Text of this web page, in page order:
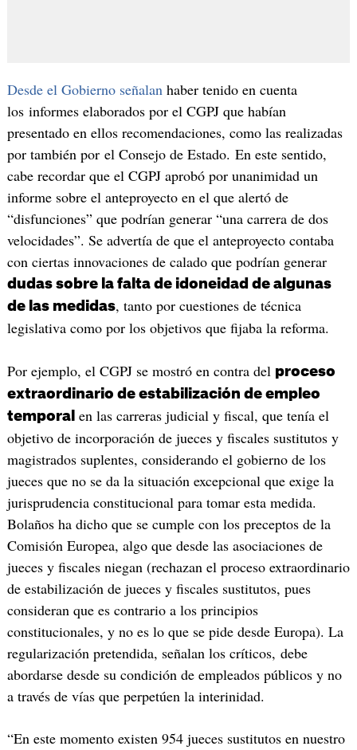
Desde el Gobierno señalanhaber tenido en cuenta
los informes elaborados por el CGPJ que habían
presentado en ellos recomendaciones, como las realizadas
por también por el Consejo de Estado. En este sentido,
cabe recordar que el CGPJ aprobó por unanimidad un
informe sobre el anteproyecto en el que alertó de
“disfunciones” que podrían generar “una carrera de dos
velocidades”. Se advertía de que el anteproyecto contaba
con ciertas innovaciones de calado que podrían generar
dudas sobre la falta de idoneidad de algunas
de las medidas, tanto por cuestiones de técnica
legislativa como por los objetivos que fijaba la reforma.
Por ejemplo, el CGPJ se mostró en contra del proceso
extraordinario de estabilización de empleo
temporal en las carreras judicial y fiscal, que tenía el
objetivo de incorporación de jueces y fiscales sustitutos y
magistrados suplentes, considerando el gobierno de los
jueces que no se da la situación excepcional que exige la
jurisprudencia constitucional para tomar esta medida.
Bolaños ha dicho que se cumple con los preceptos de la
Comisión Europea, algo que desde las asociaciones de
jueces y fiscales niegan (rechazan el proceso extraordinario
de estabilización de jueces y fiscales sustitutos, pues
consideran que es contrario a los principios
constitucionales, y no es lo que se pide desde Europa). La
regularización pretendida, señalan los críticos, debe
abordarse desde su condición de empleados públicos y no
a través de vías que perpetúen la interinidad.
“En este momento existen 954 jueces sustitutos en nuestro